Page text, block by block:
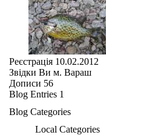
Реєстрація 10.02.2012
Звідки Ви м. Вараш
Дописи 56
Blog Entries 1
Blog Categories
Local Categories